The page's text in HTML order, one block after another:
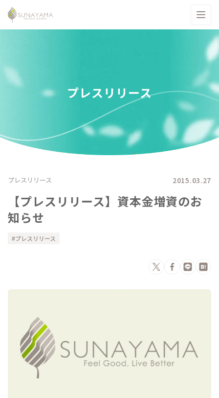
プレスリリース
プレスリリース 2015.03.27
【プレスリリース】資本金増資のお
知らせ
プレスリリース